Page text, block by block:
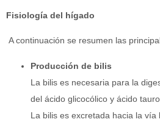
Fisiología del hígado
A continuación se resumen las
Producción de bilis
La bilis es necesaria para la
del ácido glicocólico y ácido
La bilis es excretada hacia la